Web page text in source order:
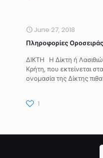
June 27, 2018
Πληροφορίες
ΔΙΚΤΗ Η Δίκτη ή
Κρήτη, που εκτείνεται
ονομασία της Δίκτης
1